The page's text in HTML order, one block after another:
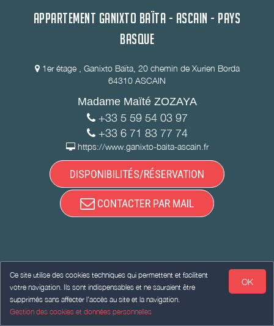
Ce site utilise des cookies techniques qui permettent et facilitent
votre navigation. Ils sont indispensables et ne sauraient être
supprimés sans affecter l’accès au site et la navigation.
Gestion des cookies et données personnelles
OK
APPARTEMENT GANIXTO BAÏTA - ASCAIN - PAYS
BASQUE
1er étage , Ganixto Baïta, 20 chemin de Xurien Borda
64310 ASCAIN
Madame Maïté ZOZAYA
+33 5 59 54 03 97
+33 6 71 83 77 74
https://www.ganixto-baita-ascain.fr
DISPONIBILITÉS/RÉSERVATION
CONTACTER PAR MAIL